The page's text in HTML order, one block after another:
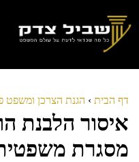
לתוכן
דף הבית › הגנת הצרכן ומשפט
איסור הלבנת
מסגרת משפטית